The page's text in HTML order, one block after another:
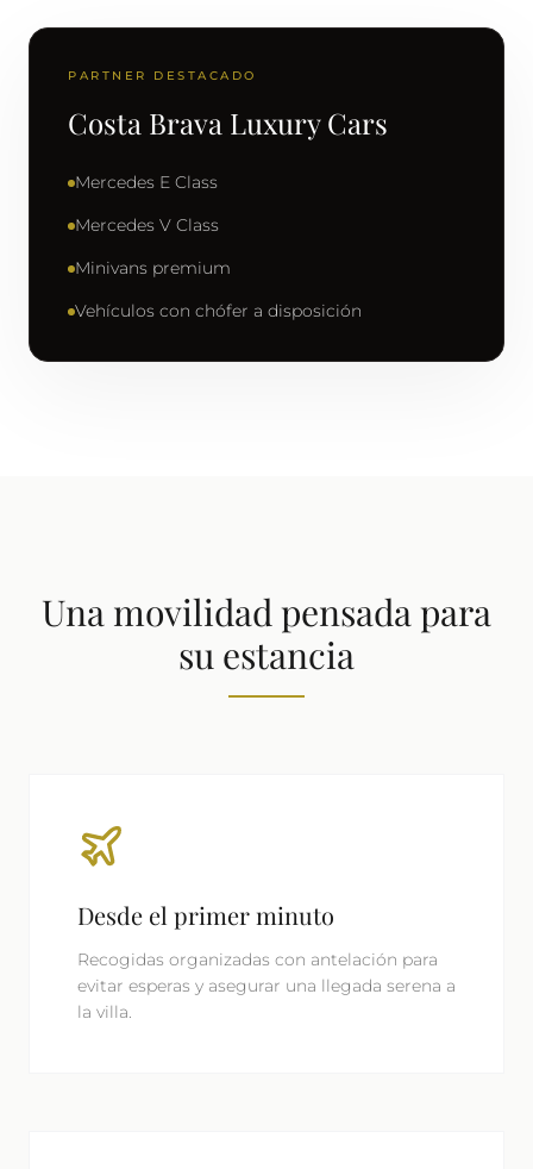
PARTNER DESTACADO
Costa Brava Luxury Cars
Mercedes E Class
Mercedes V Class
Minivans premium
Vehículos con chófer a disposición
Una movilidad pensada para
su estancia
Desde el primer minuto
Recogidas organizadas con antelación para
evitar esperas y asegurar una llegada serena a
la villa.